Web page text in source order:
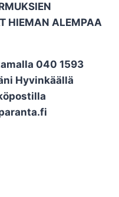
HIEMAN ALEMPAA
040 1593
Hyvinkäällä